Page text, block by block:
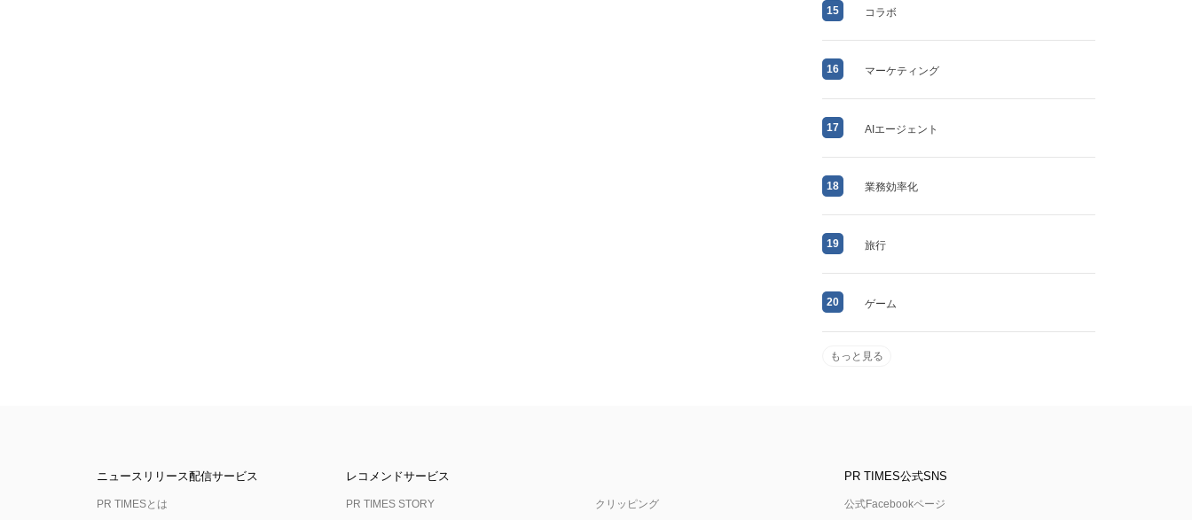
15 コラボ
16 マーケティング
17 AIエージェント
18 業務効率化
19 旅行
20 ゲーム
もっと見る
ニュースリリース配信サービス
PR TIMESとは
レコメンドサービス
PR TIMES STORY クリッピング
PR TIMES公式SNS
公式Facebookページ